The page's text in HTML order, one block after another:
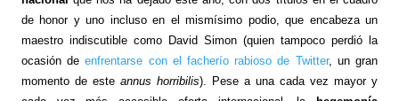
de honor y uno incluso en el mismísimo podio, que encabeza un
maestro indiscutible como David Simon (quien tampoco perdió la
ocasión deenfrentarse con el facherío rabioso de Twitter, un gran
momento de este annus horribilis). Pese a una cada vez mayor y